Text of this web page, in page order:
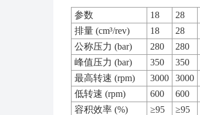
参数 18 28
排量 (cm³/rev)
18 28
公称压力 (bar)
280 280
峰值压力 (bar)
350 350
最高转速 (rpm)
3000 3000
低转速 (rpm)
600 600
容积效率 (%)
≥95 ≥95